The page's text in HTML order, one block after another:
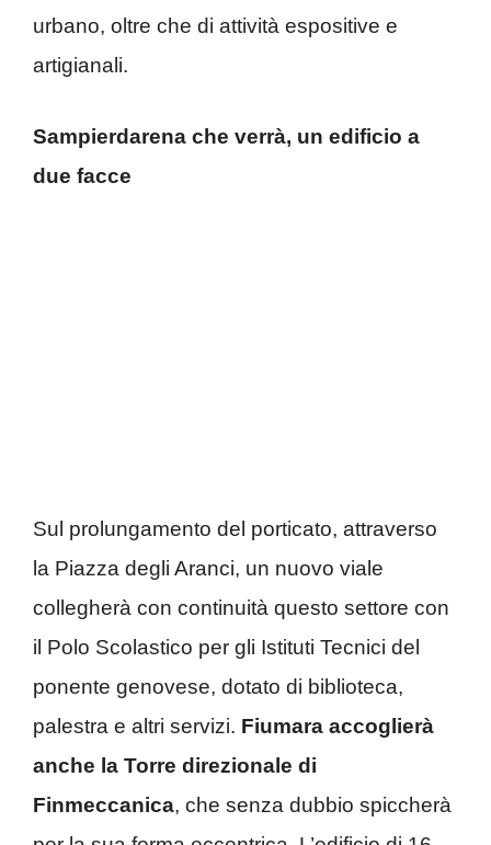
urbano, oltre che di attività espositive e
artigianali.
Sampierdarena che verrà, un edificio a
due facce
Sul prolungamento del porticato, attraverso
la Piazza degli Aranci, un nuovo viale
collegherà con continuità questo settore con
il Polo Scolastico per gli Istituti Tecnici del
ponente genovese, dotato di biblioteca,
palestra e altri servizi. Fiumara accoglierà
anche la Torre direzionale di
Finmeccanica, che senza dubbio spiccherà